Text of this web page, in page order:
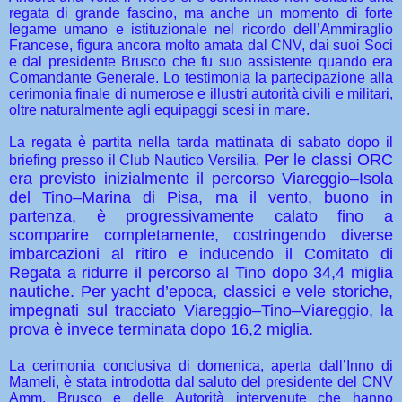
regata di grande fascino, ma anche un momento di forte
legame umano e istituzionale nel ricordo dell’Ammiraglio
Francese, figura ancora molto amata dal CNV, dai suoi Soci
e dal presidente Brusco che fu suo assistente quando era
Comandante Generale. Lo testimonia la partecipazione alla
cerimonia finale di numerose e illustri autorità civili e militari,
oltre naturalmente agli equipaggi scesi in mare.
La regata è partita nella tarda mattinata di sabato dopo il
briefing presso il Club Nautico Versilia. Per le classi ORC
era previsto inizialmente il percorso Viareggio–Isola
del Tino–Marina di Pisa, ma il vento, buono in
partenza, è progressivamente calato fino a
scomparire completamente, costringendo diverse
imbarcazioni al ritiro e inducendo il Comitato di
Regata a ridurre il percorso al Tino dopo 34,4 miglia
nautiche. Per yacht d’epoca, classici e vele storiche,
impegnati sul tracciato Viareggio–Tino–Viareggio, la
prova è invece terminata dopo 16,2 miglia.
La cerimonia conclusiva di domenica, aperta dall’Inno di
Mameli, è stata introdotta dal saluto del presidente del CNV
Amm. Brusco e delle Autorità intervenute che hanno